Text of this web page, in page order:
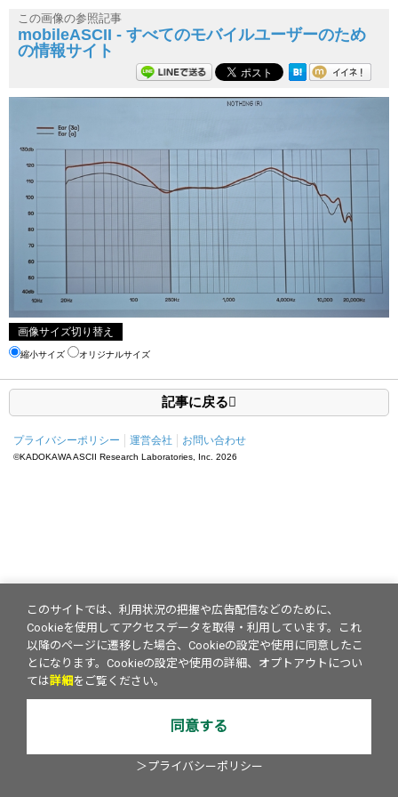
この画像の参照記事
mobileASCII - すべてのモバイルユーザーのため
の情報サイト
画像サイズ切り替え
縮小サイズ オリジナルサイズ
記事に戻る
プライバシーポリシー 運営会社 お問い合わせ
©KADOKAWA ASCII Research Laboratories, Inc. 2026
このサイトでは、利用状況の把握や広告配信などのために、
Cookieを使用してアクセスデータを取得・利用しています。これ
以降のページに遷移した場合、Cookieの設定や使用に同意したこ
とになります。Cookieの設定や使用の詳細、オプトアウトについ
ては詳細 をご覧ください。
同意する
＞プライバシーポリシー